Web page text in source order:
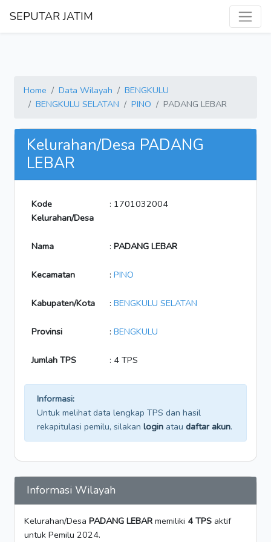
SEPUTAR JATIM
Home Data Wilayah
BENGKULU
BENGKULU SELATAN
PINO PADANG LEBAR
Kelurahan/Desa PADANG
LEBAR
Kode
Kelurahan/Desa
: 1701032004
Nama : PADANG LEBAR
Kecamatan : PINO
Kabupaten/Kota : BENGKULU SELATAN
Provinsi : BENGKULU
Jumlah TPS : 4 TPS
Informasi:
Untuk melihat data lengkap TPS dan hasil
rekapitulasi pemilu, silakan login atau daftar akun.
Informasi Wilayah
Kelurahan/Desa PADANG LEBAR memiliki 4 TPS aktif
untuk Pemilu 2024.